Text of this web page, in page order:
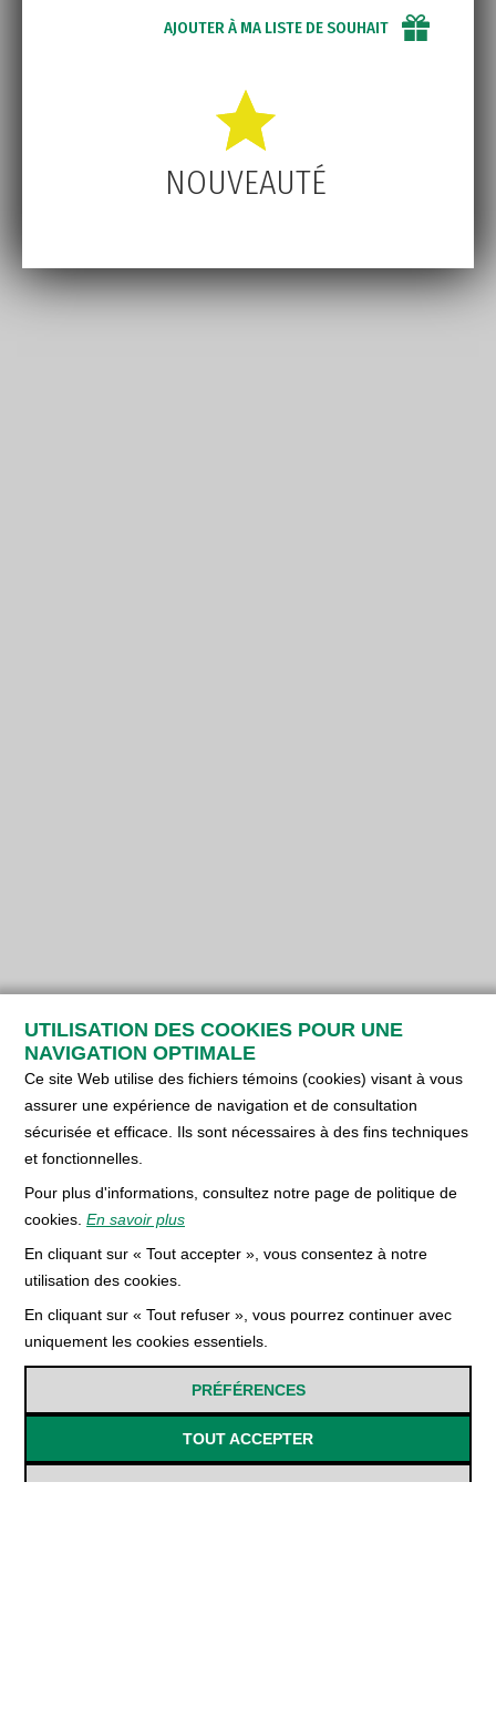
AJOUTER À MA LISTE DE SOUHAIT
NOUVEAUTÉ
Nous joindre
Centre commercial Rivière-du-Loup,
298 Boulevard Armand-Thériault,
Rivière-du-Loup, QC G5R 4C2
UTILISATION DES COOKIES POUR UNE
NAVIGATION OPTIMALE
Ce site Web utilise des fichiers témoins (cookies) visant à vous
assurer une expérience de navigation et de consultation
sécurisée et efficace. Ils sont nécessaires à des fins techniques
et fonctionnelles.
Pour plus d'informations, consultez notre page de politique de
cookies. En savoir plus
En cliquant sur « Tout accepter », vous consentez à notre
utilisation des cookies.
En cliquant sur « Tout refuser », vous pourrez continuer avec
uniquement les cookies essentiels.
PRÉFÉRENCES
TOUT ACCEPTER
TOUT REFUSER